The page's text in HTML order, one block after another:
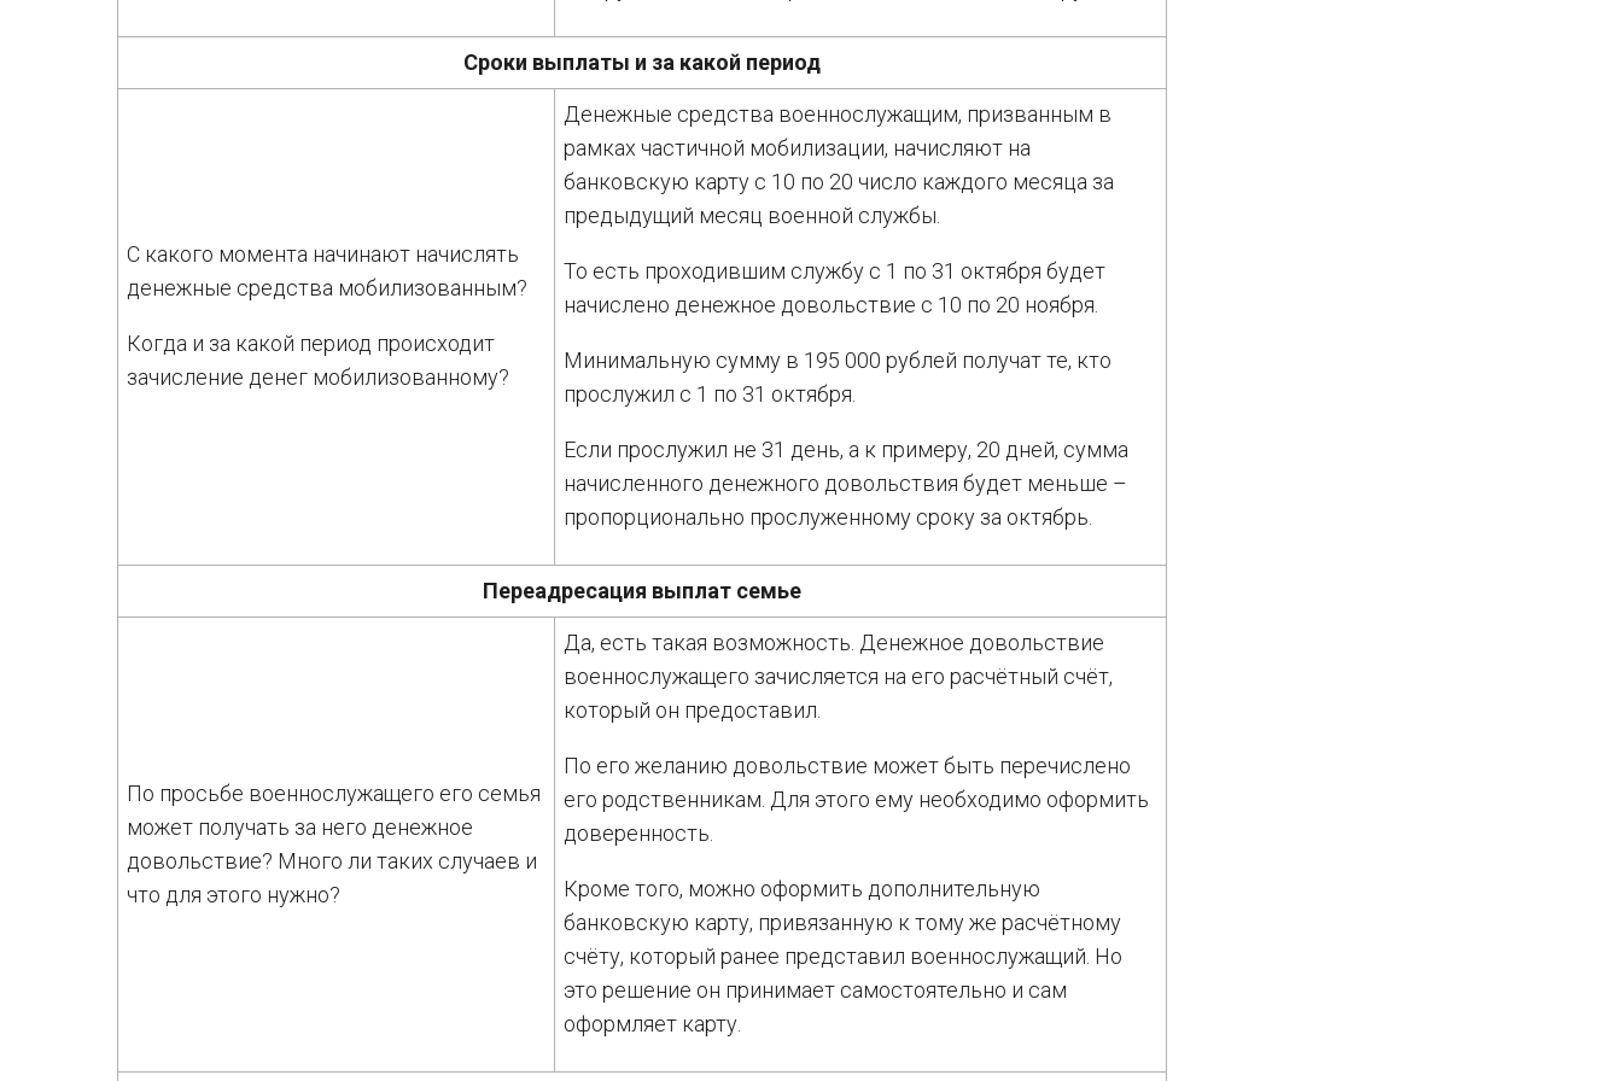
Сроки выплаты и за какой период
С какого момента начинают начислять
денежные средства мобилизованным?
Когда и за какой период происходит
зачисление денег мобилизованному?
Денежные средства военнослужащим, призванным в
рамках частичной мобилизации, начисляют на
банковскую карту с 10 по 20 число каждого месяца за
предыдущий месяц военной службы.
То есть проходившим службу с 1 по 31 октября будет
начислено денежное довольствие с 10 по 20 ноября.
Минимальную сумму в 195 000 рублей получат те, кто
прослужил с 1 по 31 октября.
Если прослужил не 31 день, а к примеру, 20 дней, сумма
начисленного денежного довольствия будет меньше –
пропорционально прослуженному сроку за октябрь.
Переадресация выплат семье
По просьбе военнослужащего его семья
может получать за него денежное
довольствие? Много ли таких случаев и
что для этого нужно?
Да, есть такая возможность. Денежное довольствие
военнослужащего зачисляется на его расчётный счёт,
который он предоставил.
По его желанию довольствие может быть перечислено
его родственникам. Для этого ему необходимо оформить
доверенность.
Кроме того, можно оформить дополнительную
банковскую карту, привязанную к тому же расчётному
счёту, который ранее представил военнослужащий. Но
это решение он принимает самостоятельно и сам
оформляет карту.